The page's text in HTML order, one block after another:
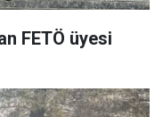
FETÖ üyesi